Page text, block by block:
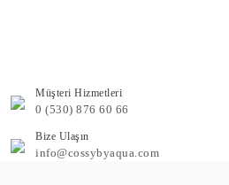
Müşteri Hizmetleri
0 (530) 876 60 66
Bize Ulaşın
info@cossybyaqua.com